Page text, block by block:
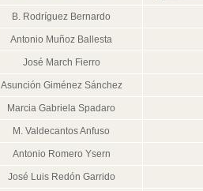
B. Rodríguez Bernardo
Antonio Muñoz Ballesta
José March Fierro
Asunción Giménez Sánchez
Marcia Gabriela Spadaro
M. Valdecantos Anfuso
Antonio Romero Ysern
José Luis Redón Garrido